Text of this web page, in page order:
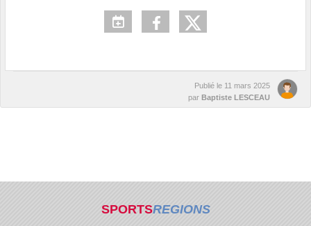
Publié le 11 mars 2025
par Baptiste LESCEAU
SPORTSREGIONS